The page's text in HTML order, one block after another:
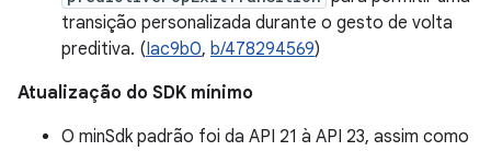
transição personalizada durante o gesto de volta
preditiva. (Iac9b0, b/478294569)
Atualização do SDK mínimo
O minSdk padrão foi da API 21 à API 23, assim como